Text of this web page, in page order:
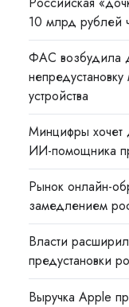
10 млрд рублей
ФАС возбудила
устройства
Минцифры хочет
ИИ-помощника
Рынок онлайн-
замедлением
Власти
предустановки
Выручка Apple